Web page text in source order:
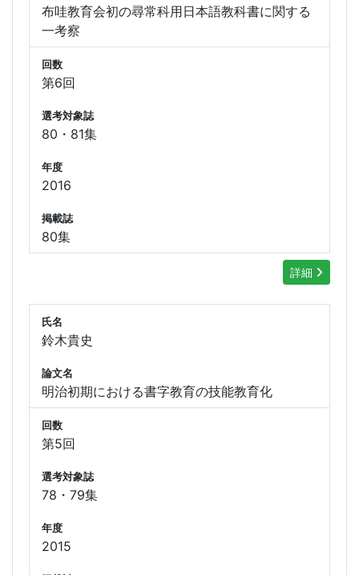
布哇教育会初の尋常科用日本語教科書に関する
一考察
回数
第6回
選考対象誌
80・81集
年度
2016
掲載誌
80集
詳細
氏名
鈴木貴史
論文名
明治初期における書字教育の技能教育化
回数
第5回
選考対象誌
78・79集
年度
2015